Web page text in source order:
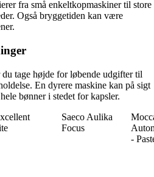
fra små enkeltkopmaskiner til store
Også bryggetiden kan være
tage højde for løbende udgifter til
En dyrere maskine kan på sigt
bønner i stedet for kapsler.
Saeco Aulika
Focus
-